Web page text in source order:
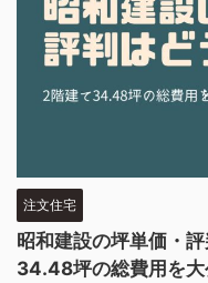
注文住宅
昭和建設の坪単価・
34.48坪の総費用を大